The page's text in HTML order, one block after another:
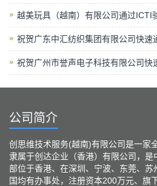
越美玩具（越南）有限公司通过ICTI
祝贺广东中汇纺织集团有限公司快速
祝贺广州市誉声电子科技有限公司快
公司简介
创思维技术服务(越南)有限公司是一家
隶属于创达企业（香港）有限公司，是
部位于香港、在深圳、宁波、东莞、
国均有办事处，注册资本200万元、旗